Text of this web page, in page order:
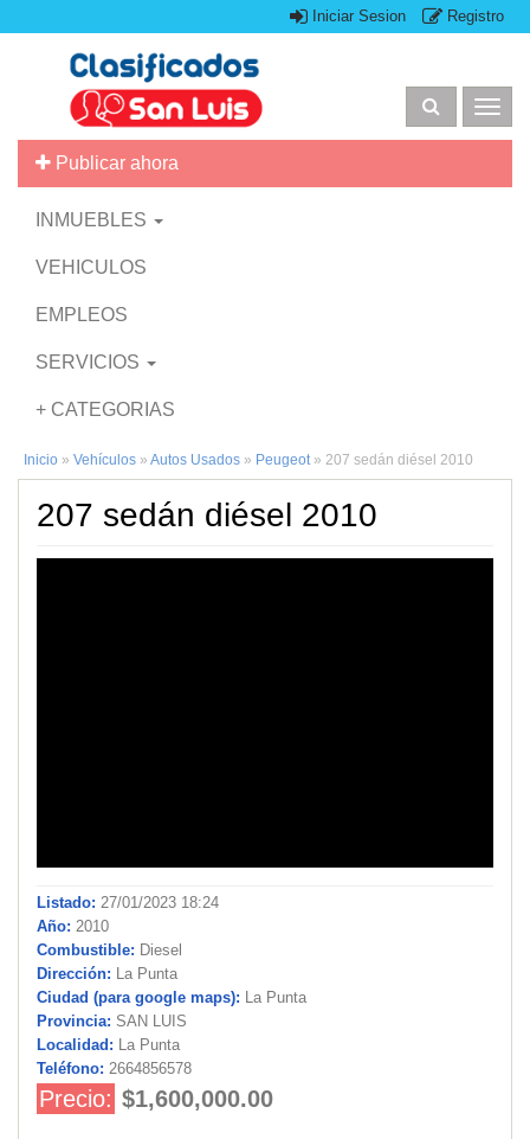
Iniciar Sesion Registro
Publicar ahora
INMUEBLES
VEHICULOS
EMPLEOS
SERVICIOS
+ CATEGORIAS
Inicio » Vehículos » Autos Usados » Peugeot » 207 sedán diésel 2010
207 sedán diésel 2010
Listado: 27/01/2023 18:24
Año: 2010
Combustible: Diesel
Dirección: La Punta
Ciudad (para google maps): La Punta
Provincia: SAN LUIS
Localidad: La Punta
Teléfono: 2664856578
Precio: $1,600,000.00